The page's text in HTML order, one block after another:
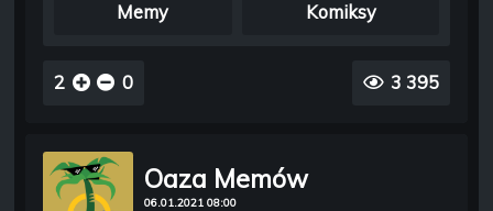
Memy Komiksy
2 0 3 395
Oaza Memów
06.01.2021 08:00